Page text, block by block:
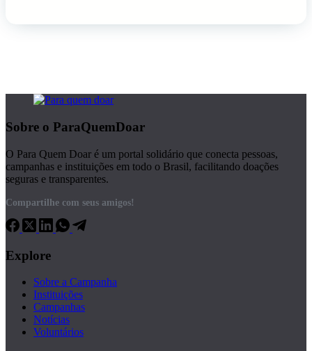
Sobre o ParaQuemDoar
O Para Quem Doar é um portal solidário que conecta pessoas,
campanhas e instituições em todo o Brasil, facilitando doações
seguras e transparentes.
Compartilhe com seus amigos!
Explore
Sobre a Campanha
Instituições
Campanhas
Notícias
Voluntários